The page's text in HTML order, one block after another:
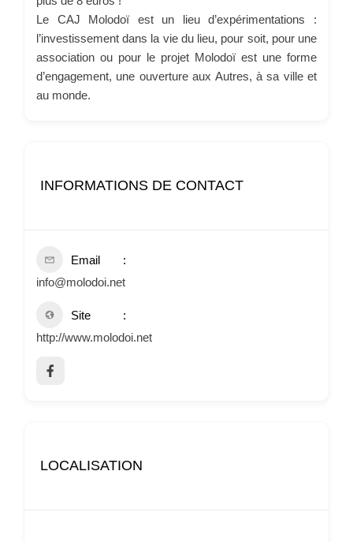
Le CAJ Molodoï est un lieu d’expérimentations :
l’investissement dans la vie du lieu, pour soit, pour une
association ou pour le projet Molodoï est une forme
d’engagement, une ouverture aux Autres, à sa ville et
au monde.
INFORMATIONS DE CONTACT
Email
info@molodoi.net
Site
http://www.molodoi.net
LOCALISATION